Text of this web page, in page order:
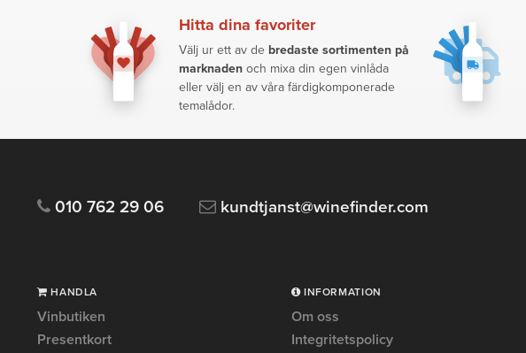
Hitta dina favoriter
Välj ur ett av de bredaste sortimenten på
marknaden och mixa din egen vinlåda
eller välj en av våra färdigkomponerade
temalådor.
010 762 29 06 kundtjanst@winefinder.com
HANDLA
Vinbutiken
Presentkort
INFORMATION
Om oss
Integritetspolicy